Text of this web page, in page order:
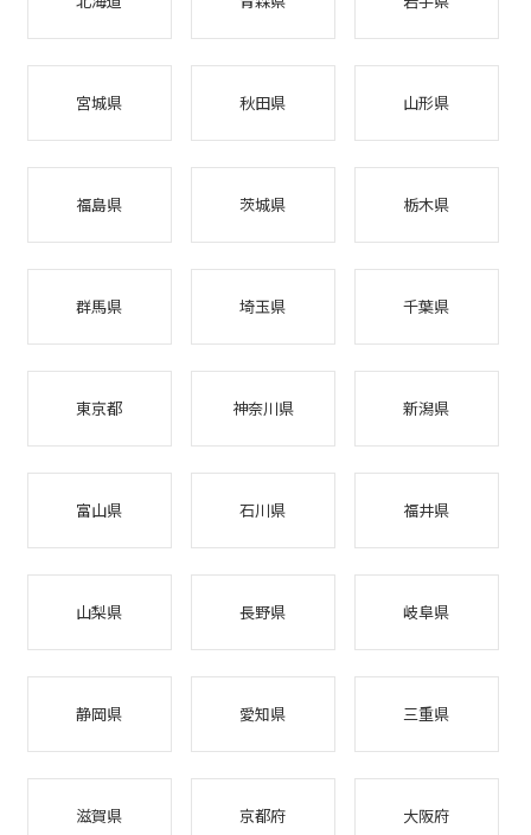
宮城県 秋田県 山形県
福島県 茨城県 栃木県
群馬県 埼玉県 千葉県
東京都 神奈川県 新潟県
富山県 石川県 福井県
山梨県 長野県 岐阜県
静岡県 愛知県 三重県
滋賀県 京都府 大阪府